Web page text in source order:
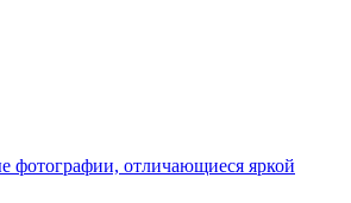
фотографии, отличающиеся яркой